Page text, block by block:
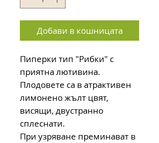
Добави в кошницата
Пиперки тип "Рибки" с
приятна лютивина.
Плодовете са в атрактивен
лимонено жълт цвят,
висящи, двустранно
сплеснати.
При узряване преминават в